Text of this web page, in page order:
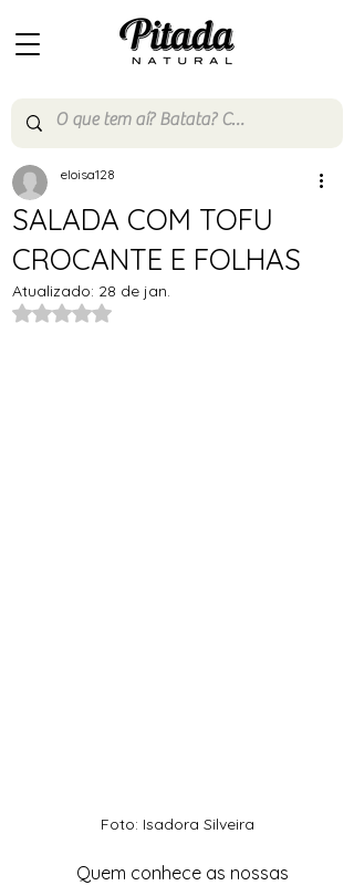
SALADA COM TOFU
CROCANTE E FOLHAS
eloisa128
Atualizado: 28 de jan.
Avaliado com NaN de 5 estrelas.
Foto: Isadora Silveira